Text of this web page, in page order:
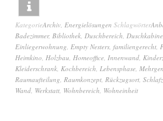
KategorieArchiv, Energielösungen Schlagwörter
Badezimmer, Bibliothek, Duschbereich, Duschkabine
Einliegerwohnung, Empty Nesters, familiengerecht,
Heimkino, Holzbau, Homeoffice, Innenwand,
Kleiderschrank, Kochbereich, Lebensphase,
Raumaufteilung, Raumkonzept, Rückzugsort,
Wand, Werkstatt, Wohnbereich, Wohneinheit